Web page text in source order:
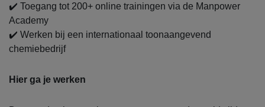
✔️ Toegang tot 200+ online trainingen via de Manpower
Academy
✔️ Werken bij een internationaal toonaangevend
chemiebedrijf
Hier ga je werken